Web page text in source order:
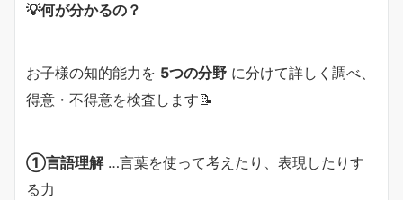
💡何が分かるの？
お子様の知的能力を 5つの分野 に分けて詳しく調べ、
得意・不得意を検査します📝
①言語理解…言葉を使って考えたり、表現したりす
る力